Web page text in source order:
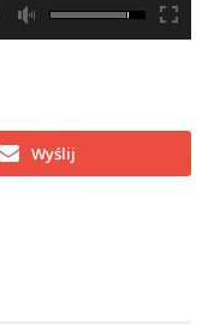
Wyślij